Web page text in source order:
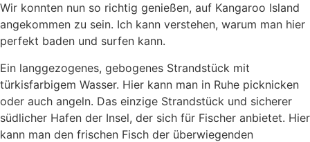
Wir konnten nun so richtig genießen, auf Kangaroo Island
angekommen zu sein. Ich kann verstehen, warum man hier
perfekt baden und surfen kann.
Ein langgezogenes, gebogenes Strandstück mit
türkisfarbigem Wasser. Hier kann man in Ruhe picknicken
oder auch angeln. Das einzige Strandstück und sicherer
südlicher Hafen der Insel, der sich für Fischer anbietet. Hier
kann man den frischen Fisch der überwiegenden